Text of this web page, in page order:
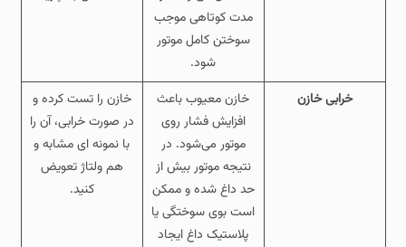
مدت کوتاهی موجب
سوختن کامل موتور
شود.
خرابی خازن
خازن معیوب باعث
افزایش فشار روی
موتور می‌شود. در
نتیجه موتور بیش از
حد داغ شده و ممکن
است بوی سوختگی یا
پلاستیک داغ ایجاد
خازن را تست کرده و
در صورت خرابی، آن را
با نمونه‌ ای مشابه و
هم‌ ولتاژ تعویض
کنید.